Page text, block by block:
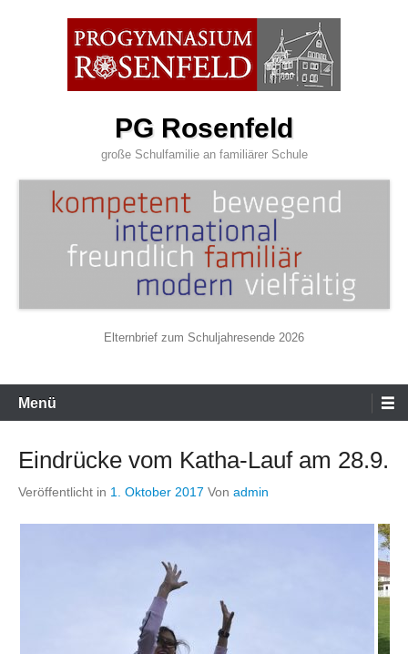
PG Rosenfeld
große Schulfamilie an familiärer Schule
Elternbrief zum Schuljahresende 2026
Primäres
Menü
Menü
Eindrücke vom Katha-Lauf am 28.9.
Veröffentlicht in 1. Oktober 2017 Von admin